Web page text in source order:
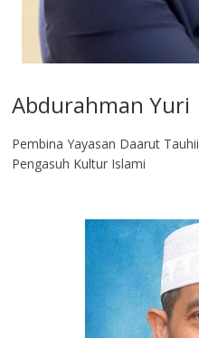
Abdurahman Yuri
Pembina Yayasan Daarut
Pengasuh Kultur Islami